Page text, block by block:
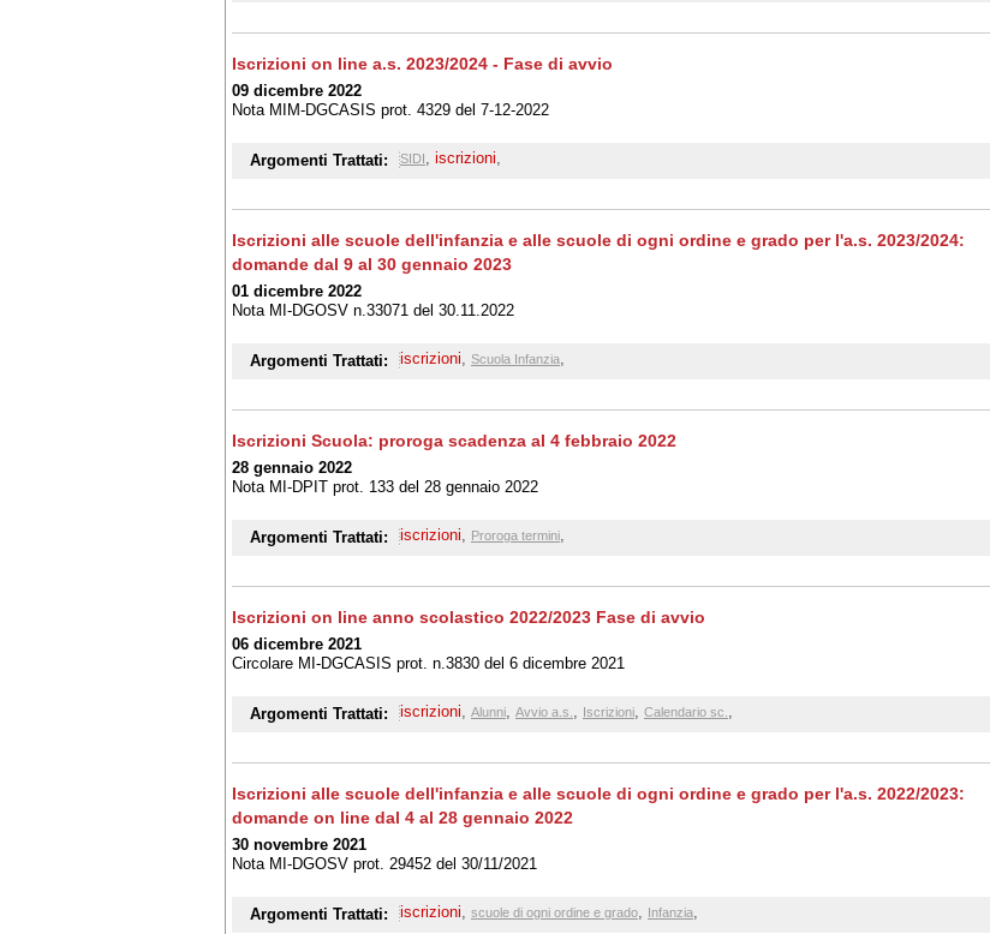
Iscrizioni on line a.s. 2023/2024 - Fase di avvio
09 dicembre 2022
Nota MIM-DGCASIS prot. 4329 del 7-12-2022
Argomenti Trattati: SIDI, iscrizioni,
Iscrizioni alle scuole dell'infanzia e alle scuole di ogni ordine e grado per l'a.s. 2023/2024:
domande dal 9 al 30 gennaio 2023
01 dicembre 2022
Nota MI-DGOSV n.33071 del 30.11.2022
Argomenti Trattati: iscrizioni, Scuola Infanzia,
Iscrizioni Scuola: proroga scadenza al 4 febbraio 2022
28 gennaio 2022
Nota MI-DPIT prot. 133 del 28 gennaio 2022
Argomenti Trattati: iscrizioni, Proroga termini,
Iscrizioni on line anno scolastico 2022/2023 Fase di avvio
06 dicembre 2021
Circolare MI-DGCASIS prot. n.3830 del 6 dicembre 2021
Argomenti Trattati: iscrizioni, Alunni, Avvio a.s. , Iscrizioni, Calendario sc. ,
Iscrizioni alle scuole dell'infanzia e alle scuole di ogni ordine e grado per l'a.s. 2022/2023:
domande on line dal 4 al 28 gennaio 2022
30 novembre 2021
Nota MI-DGOSV prot. 29452 del 30/11/2021
Argomenti Trattati: iscrizioni, scuole di ogni ordine e grado, Infanzia,